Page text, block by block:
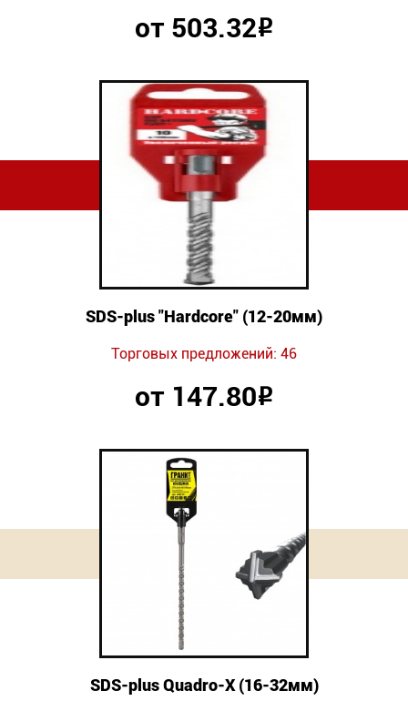
от 503.32Р
SDS-plus "Hardcore" (12-20мм)
Торговых предложений: 46
от 147.80Р
SDS-plus Quadro-X (16-32мм)